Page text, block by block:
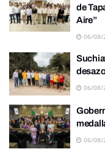
de
Aire”
06/08/
06/08/
06/08/